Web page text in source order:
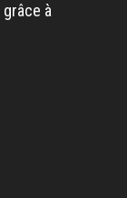
grâce à